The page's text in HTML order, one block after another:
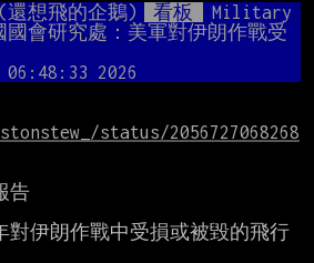
Mute
還想飛的企鵝) 看板
Military
會研究處：美軍對伊朗作戰受
06:48:33 2026
status/2056727068268
告
對伊朗作戰中受損或被毀的飛行